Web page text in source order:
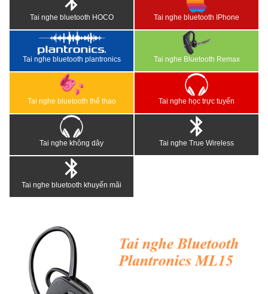
Tai nghe bluetooth HOCO Tai nghe bluetooth IPhone
Tai nghe bluetooth plantronics Tai nghe Bluetooth Remax
Tai nghe bluetooth thể thao Tai nghe học trực tuyến
Tai nghe không dây Tai nghe True Wireless
Tai nghe bluetooth khuyến mãi